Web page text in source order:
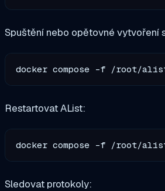
Spuštění nebo opětovné vytvoření
Restartovat AList:
Sledovat protokoly: